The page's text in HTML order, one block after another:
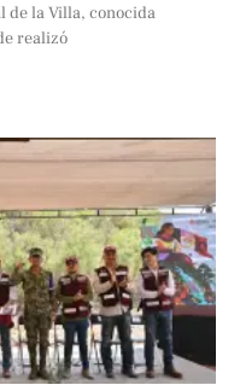
de la Villa, conocida
realizó